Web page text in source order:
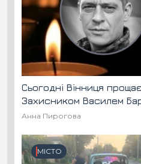
Сьогодні Вінниця
Захисником Василем
Анна Пирогова
МІСТО